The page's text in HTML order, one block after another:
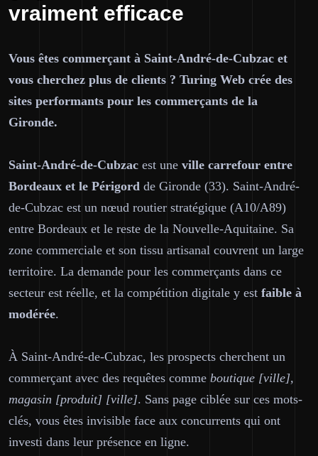
vraiment efficace
Vous êtes commerçant à Saint-André-de-Cubzac et
vous cherchez plus de clients ? Turing Web crée des
sites performants pour les commerçants de la
Gironde.
Saint-André-de-Cubzac est une ville carrefour entre
Bordeaux et le Périgord de Gironde (33). Saint-André-
de-Cubzac est un nœud routier stratégique (A10/A89)
entre Bordeaux et le reste de la Nouvelle-Aquitaine. Sa
zone commerciale et son tissu artisanal couvrent un large
territoire. La demande pour les commerçants dans ce
secteur est réelle, et la compétition digitale y est faible à
modérée.
À Saint-André-de-Cubzac, les prospects cherchent un
commerçant avec des requêtes comme boutique [ville],
magasin [produit] [ville]. Sans page ciblée sur ces mots-
clés, vous êtes invisible face aux concurrents qui ont
investi dans leur présence en ligne.